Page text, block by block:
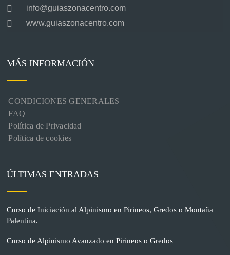
info@guiaszonacentro.com
www.guiaszonacentro.com
MÁS INFORMACIÓN
CONDICIONES GENERALES
FAQ
Política de Privacidad
Política de cookies
ÚLTIMAS ENTRADAS
Curso de Iniciación al Alpinismo en Pirineos, Gredos o Montaña
Palentina.
Curso de Alpinismo Avanzado en Pirineos o Gredos